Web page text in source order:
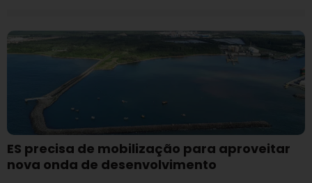
ES precisa de mobilização para aproveitar
nova onda de desenvolvimento